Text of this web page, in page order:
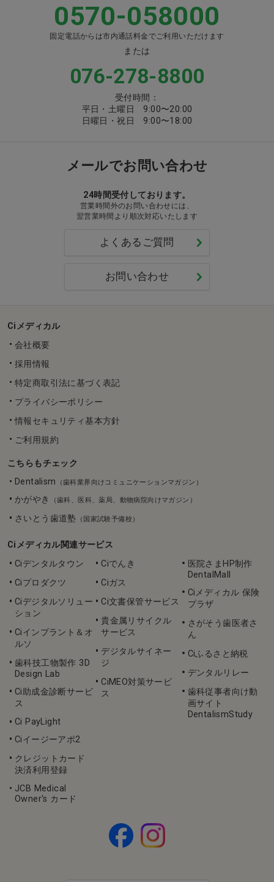
0570-058000
固定電話からは市内通話料金でご利用いただけます
または
076-278-8800
受付時間：
平日・土曜日 9:00〜20:00
日曜日・祝日 9:00〜18:00
メールでお問い合わせ
24時間受付しております。
営業時間外のお問い合わせには、
翌営業時間より順次対応いたします
よくあるご質問
お問い合わせ
Ciメディカル
会社概要
採用情報
特定商取引法に基づく表記
プライバシーポリシー
情報セキュリティ基本方針
ご利用規約
こちらもチェック
Dentalism
（歯科業界向けコミュニケーションマガジン）
かがやき （歯科、医科、薬局、動物病院向けマガジン）
さいとう歯道塾 （国家試験予備校）
Ciメディカル関連サービス
Ciデンタルタウン
Ciプロダクツ
Ciデジタルソリュー
ション
Ciインプラント＆オ
ルソ
歯科技工物製作 3D
Design Lab
Ci助成金診断サービ
ス
Ci PayLight
Ciイージーアポ2
クレジットカード
決済利用登録
JCB Medical
Owner's カード
Ciでんき
Ciガス
Ci文書保管サービス
貴金属リサイクル
サービス
デジタルサイネー
ジ
CiMEO対策サービ
ス
医院さまHP制作
DentalMall
Ciメディカル 保険
プラザ
さがそう歯医者さ
ん
Ciふるさと納税
デンタルリレー
歯科従事者向け動
画サイト
DentalismStudy